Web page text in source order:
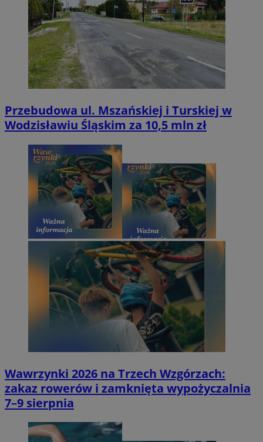
Przebudowa ul. Mszańskiej i Turskiej w
Wodzisławiu Śląskim za 10,5 mln zł
Wawrzynki 2026 na Trzech Wzgórzach:
zakaz rowerów i zamknięta wypożyczalnia
7–9 sierpnia